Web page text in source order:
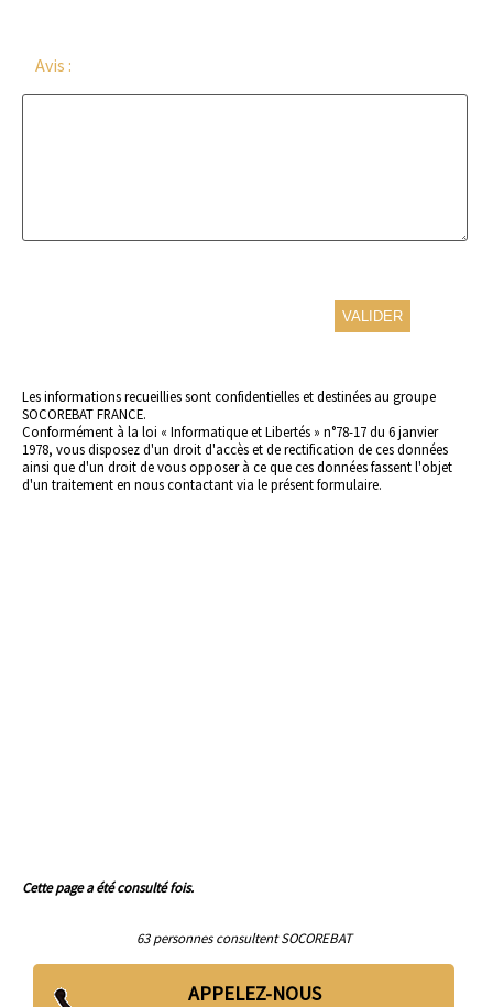
Avis :
Les informations recueillies sont confidentielles et destinées au groupe
SOCOREBAT FRANCE.
Conformément à la loi « Informatique et Libertés » n°78-17 du 6 janvier
1978, vous disposez d'un droit d'accès et de rectification de ces données
ainsi que d'un droit de vous opposer à ce que ces données fassent l'objet
d'un traitement en nous contactant via le présent formulaire.
Cette page a été consulté fois.
63 personnes consultent SOCOREBAT
APPELEZ-NOUS